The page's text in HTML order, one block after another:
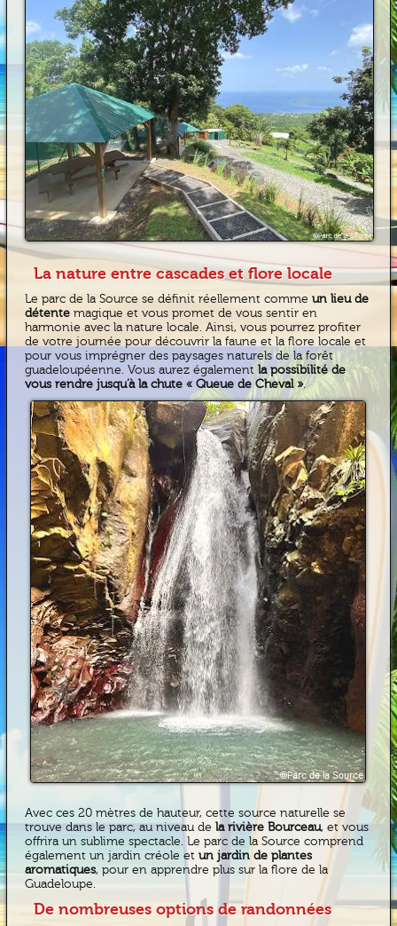
La nature entre cascades et flore locale
Le parc de la Source se définit réellement commeun lieu de
détentemagique et vous promet de vous sentir en
harmonie avec la nature locale. Ainsi, vous pourrez profiter
de votre journée pour découvrir la faune et la flore locale et
pour vous imprégner des paysages naturels de la forêt
guadeloupéenne. Vous aurez également la possibilité de
vous rendre jusqu’à la chute « Queue de Cheval ».
Avec ces 20 mètres de hauteur, cette source naturelle se
trouve dans le parc, au niveau de la rivière Bourceau, et vous
offrira un sublime spectacle. Le parc de la Source comprend
également un jardin créole etun jardin de plantes
aromatiques, pour en apprendre plus sur la flore de la
Guadeloupe.
De nombreuses options de randonnées